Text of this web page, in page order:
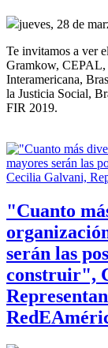
jueves, 28 de
Te invitamos a ver
Gramkow, CEPAL,
Interamericana,
la Justicia Social,
FIR 2019.
"Cuanto
serán las
construir",